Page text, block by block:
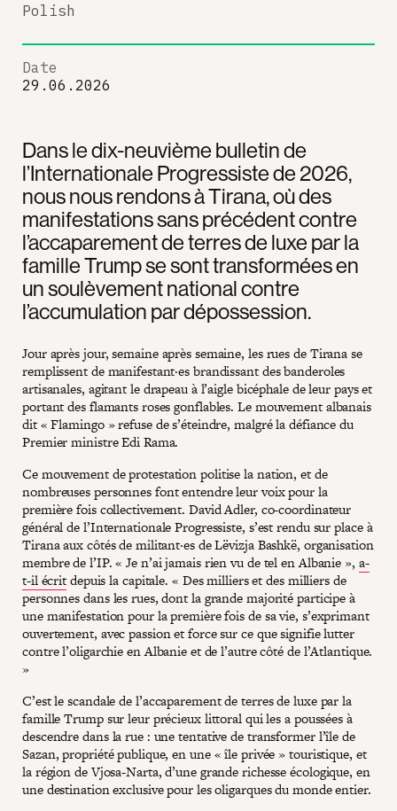
Dans le dix-neuvième bulletin de
l’Internationale Progressiste de 2026,
nous nous rendons à Tirana, où des
manifestations sans précédent contre
l’accaparement de terres de luxe par la
famille Trump se sont transformées en
un soulèvement national contre
l’accumulation par dépossession.
Jour après jour, semaine après semaine, les rues de Tirana se
remplissent de manifestant·es brandissant des banderoles
artisanales, agitant le drapeau à l’aigle bicéphale de leur pays et
portant des flamants roses gonflables. Le mouvement albanais
dit « Flamingo » refuse de s’éteindre, malgré la défiance du
Premier ministre Edi Rama.
Ce mouvement de protestation politise la nation, et de
nombreuses personnes font entendre leur voix pour la
première fois collectivement. David Adler, co-coordinateur
général de l’Internationale Progressiste, s’est rendu sur place à
Tirana aux côtés de militant·es de Lëvizja Bashkë, organisation
membre de l’IP. « Je n’ai jamais rien vu de tel en Albanie », a-
t-il écritdepuis la capitale. « Des milliers et des milliers de
personnes dans les rues, dont la grande majorité participe à
une manifestation pour la première fois de sa vie, s’exprimant
ouvertement, avec passion et force sur ce que signifie lutter
contre l’oligarchie en Albanie et de l’autre côté de l’Atlantique.
»
C’est le scandale de l’accaparement de terres de luxe par la
famille Trump sur leur précieux littoral qui les a poussées à
descendre dans la rue : une tentative de transformer l’île de
Sazan, propriété publique, en une « île privée » touristique, et
la région de Vjosa-Narta, d’une grande richesse écologique, en
une destination exclusive pour les oligarques du monde entier.
Polish
Date
29.06.2026